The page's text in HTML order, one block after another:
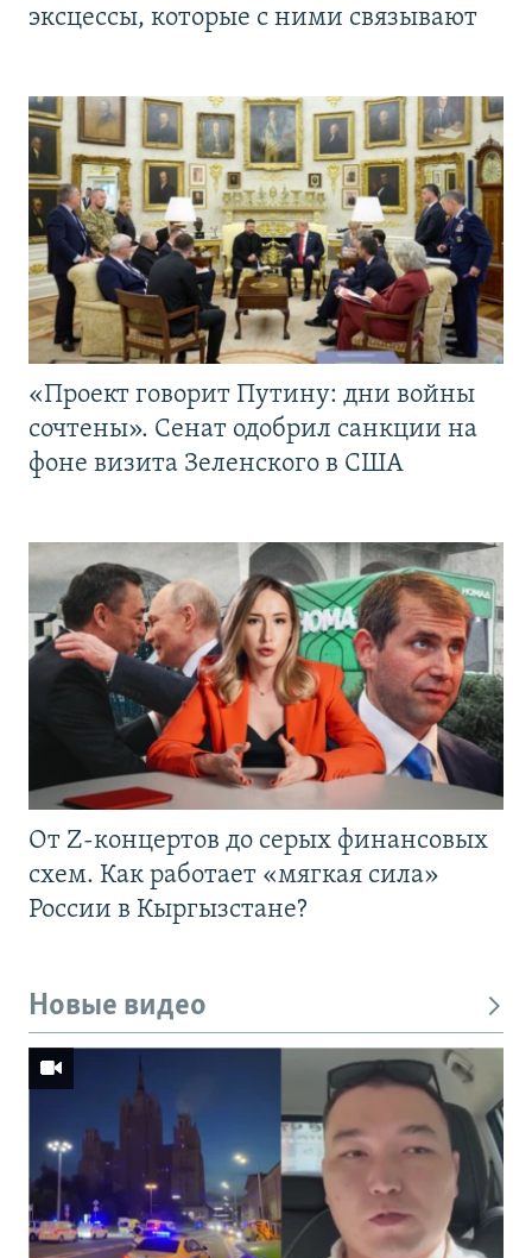
эксцессы, которые с ними связывают
«Проект говорит Путину: дни войны
сочтены». Сенат одобрил санкции на
фоне визита Зеленского в США
От Z-концертов до серых финансовых
схем. Как работает «мягкая сила»
России в Кыргызстане?
Новые видео